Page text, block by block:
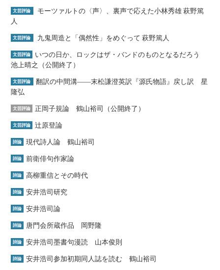
文芸評論
モーツァルトの〈声〉、裏声で応えた小林秀雄 萩野篤
人
文芸評論 九鬼周造と「偶然性」をめぐって 萩野篤人
文芸評論
いつの日か、ロックはザ・バンドのものとなるだろう
池上晴之（公開終了）
文芸評論
翻訳の中間溝――末松謙澄英訳『源氏物語』戻し訳 星
隆弘
文芸評論 正岡子規論 鶴山裕司（公開終了）
文芸評論 辻原登論
詩論 現代詩人論 鶴山裕司
詩論 前衛俳句作家論
詩論 高柳重信とその時代
詩論 安井浩司研究
詩論 安井浩司論
詩論 唐門会所蔵作品 岡野隆
詩論 安井浩司墨書句漫読 山本俊則
詩論 安井浩司参加初期同人誌を読む 鶴山裕司